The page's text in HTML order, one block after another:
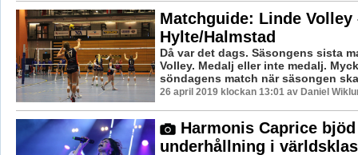
Matchguide: Linde Volley
Hylte/Halmstad
Då var det dags. Säsongens sista
Volley. Medalj eller inte medalj.
söndagens match när säsongen
26 april 2019 klockan 13:01 av Daniel
Harmonis Caprice bjöd
underhållning i